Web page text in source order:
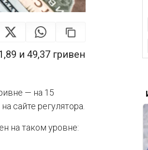
и 49,37 гривен
— на 15
сайте регулятора.
на таком уровне: